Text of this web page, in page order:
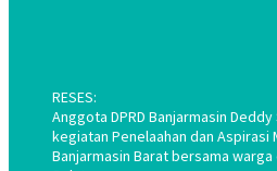
RESES:
Anggota DPRD Banjarmasin
kegiatan Penelaahan dan Aspirasi
Banjarmasin Barat bersama